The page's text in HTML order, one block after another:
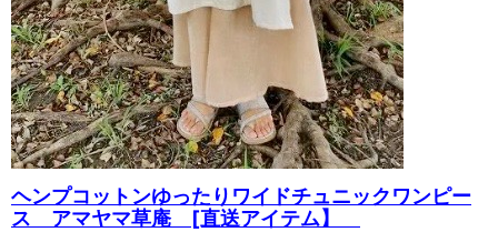
ヘンプコットンゆったりワイドチュニックワンピー
ス アマヤマ草庵 [直送アイテム】